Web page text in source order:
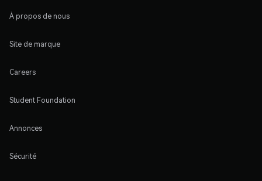
À propos de nous
Site de marque
Careers
Student Foundation
Annonces
Sécurité